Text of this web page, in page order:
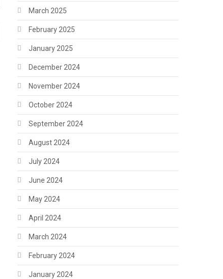
March 2025
February 2025
January 2025
December 2024
November 2024
October 2024
September 2024
August 2024
July 2024
June 2024
May 2024
April 2024
March 2024
February 2024
January 2024